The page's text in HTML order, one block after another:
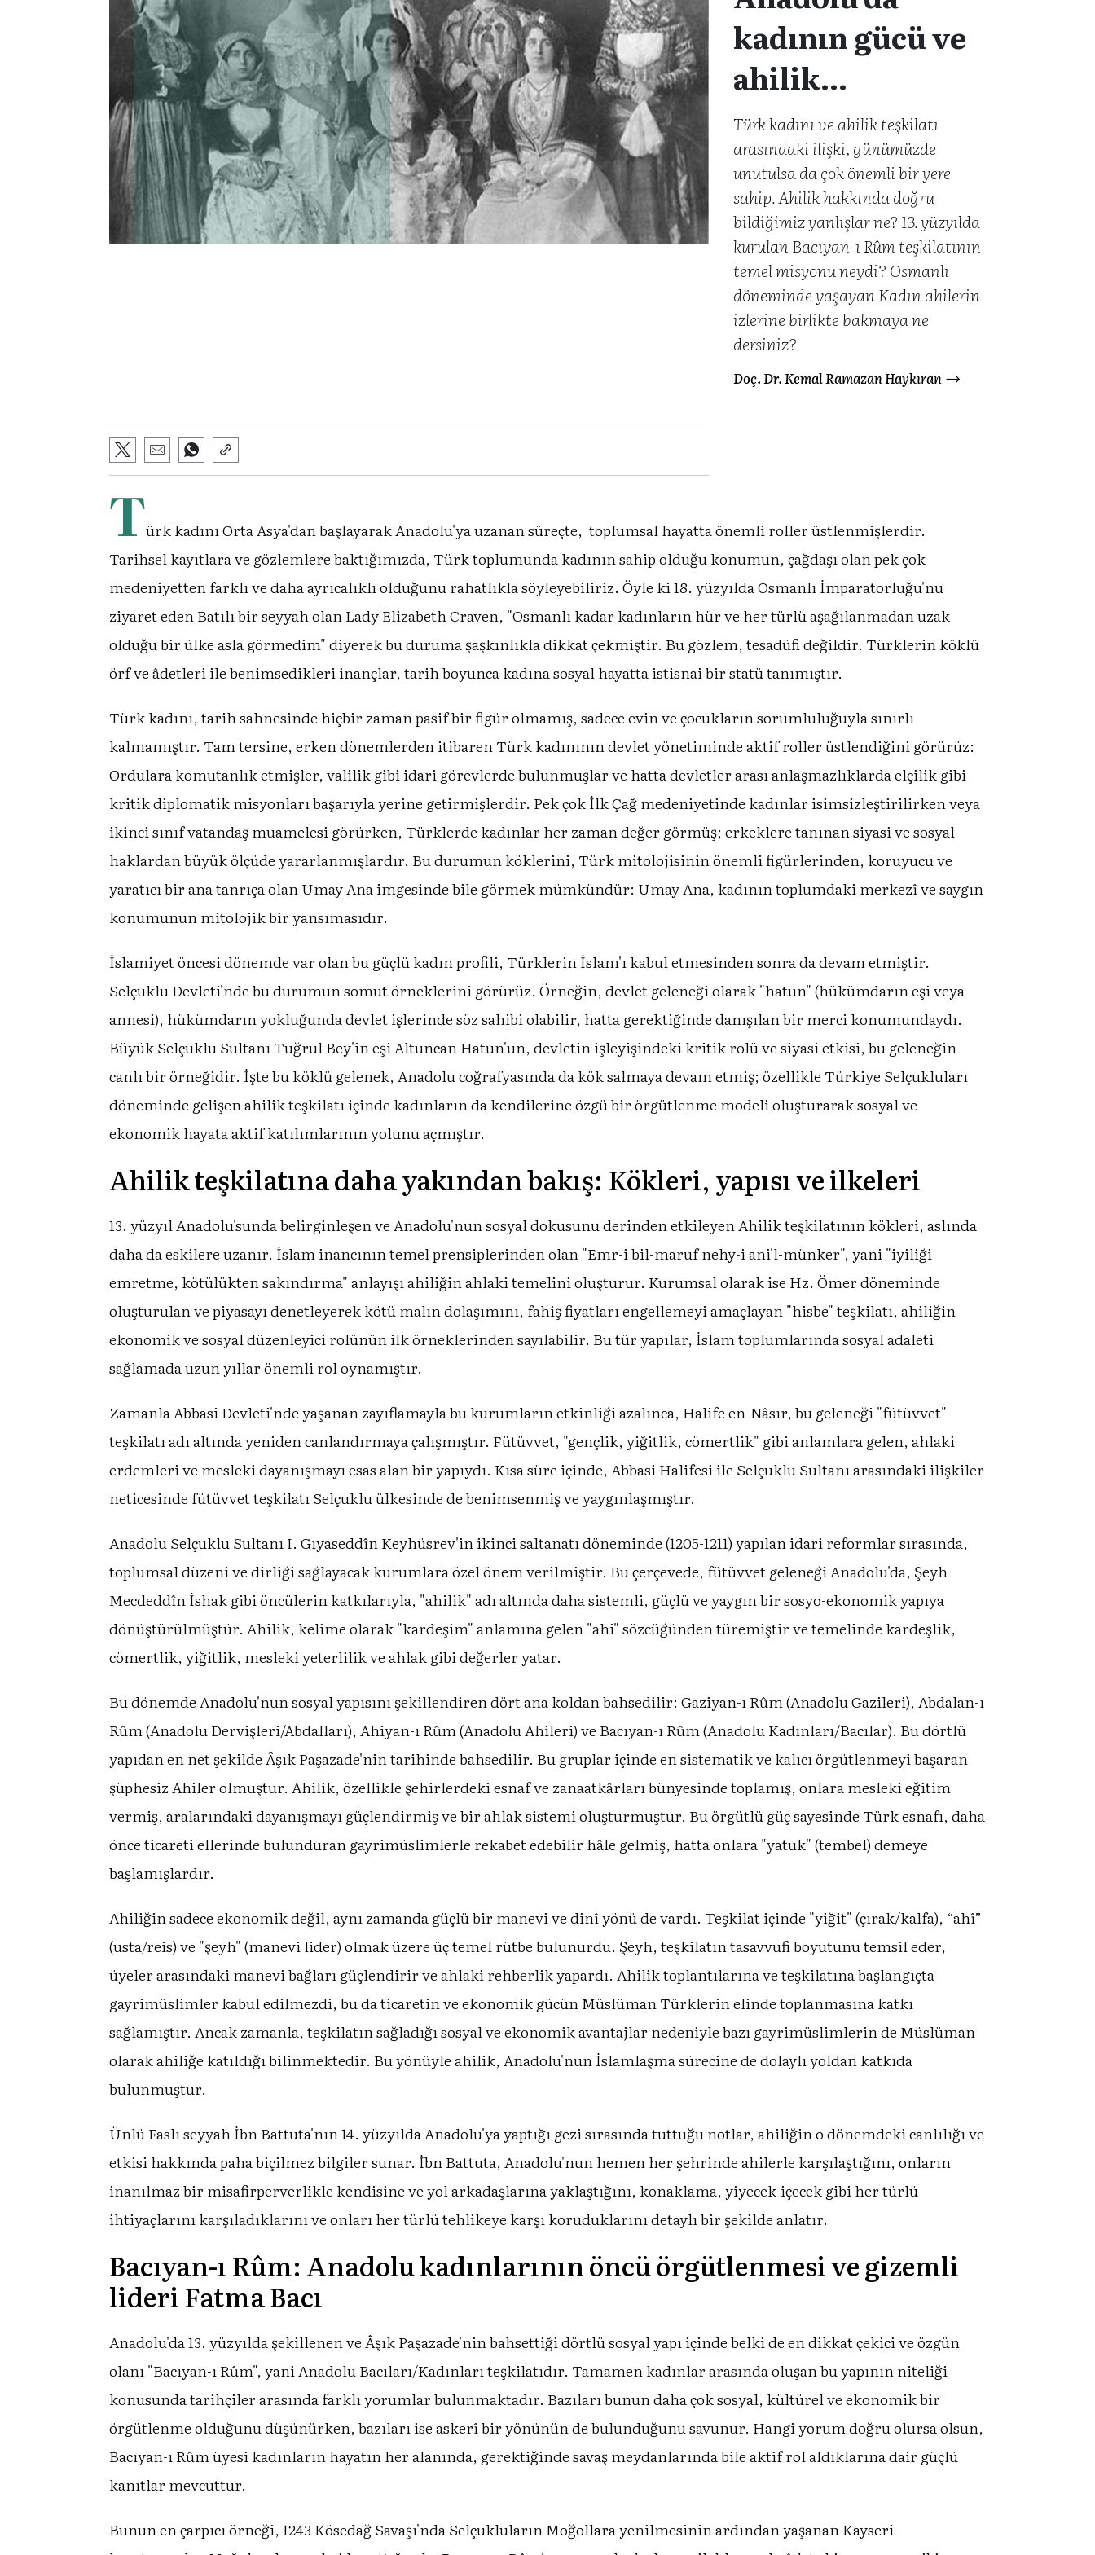
kadının gücü ve
ahilik
içerisindeki yeri
Türk kadını ve ahilik teşkilatı
arasındaki ilişki, günümüzde
unutulsa da çok önemli bir yere
sahip. Ahilik hakkında doğru
bildiğimiz yanlışlar ne? 13. yüzyılda
kurulan Bacıyan-ı Rûm teşkilatının
temel misyonu neydi? Osmanlı
döneminde yaşayan Kadın ahilerin
izlerine birlikte bakmaya ne
dersiniz?
Doç. Dr. Kemal Ramazan Haykıran
Türk kadını Orta Asya'dan başlayarak Anadolu'ya uzanan süreçte, toplumsal hayatta önemli roller üstlenmişlerdir.
Tarihsel kayıtlara ve gözlemlere baktığımızda, Türk toplumunda kadının sahip olduğu konumun, çağdaşı olan pek çok
medeniyetten farklı ve daha ayrıcalıklı olduğunu rahatlıkla söyleyebiliriz. Öyle ki 18. yüzyılda Osmanlı İmparatorluğu'nu
ziyaret eden Batılı bir seyyah olan Lady Elizabeth Craven, "Osmanlı kadar kadınların hür ve her türlü aşağılanmadan uzak
olduğu bir ülke asla görmedim" diyerek bu duruma şaşkınlıkla dikkat çekmiştir. Bu gözlem, tesadüfi değildir. Türklerin köklü
örf ve âdetleri ile benimsedikleri inançlar, tarih boyunca kadına sosyal hayatta istisnai bir statü tanımıştır.
Türk kadını, tarih sahnesinde hiçbir zaman pasif bir figür olmamış, sadece evin ve çocukların sorumluluğuyla sınırlı
kalmamıştır. Tam tersine, erken dönemlerden itibaren Türk kadınının devlet yönetiminde aktif roller üstlendiğini görürüz:
Ordulara komutanlık etmişler, valilik gibi idari görevlerde bulunmuşlar ve hatta devletler arası anlaşmazlıklarda elçilik gibi
kritik diplomatik misyonları başarıyla yerine getirmişlerdir. Pek çok İlk Çağ medeniyetinde kadınlar isimsizleştirilirken veya
ikinci sınıf vatandaş muamelesi görürken, Türklerde kadınlar her zaman değer görmüş; erkeklere tanınan siyasi ve sosyal
haklardan büyük ölçüde yararlanmışlardır. Bu durumun köklerini, Türk mitolojisinin önemli figürlerinden, koruyucu ve
yaratıcı bir ana tanrıça olan Umay Ana imgesinde bile görmek mümkündür: Umay Ana, kadının toplumdaki merkezî ve saygın
konumunun mitolojik bir yansımasıdır.
İslamiyet öncesi dönemde var olan bu güçlü kadın profili, Türklerin İslam'ı kabul etmesinden sonra da devam etmiştir.
Selçuklu Devleti'nde bu durumun somut örneklerini görürüz. Örneğin, devlet geleneği olarak "hatun" (hükümdarın eşi veya
annesi), hükümdarın yokluğunda devlet işlerinde söz sahibi olabilir, hatta gerektiğinde danışılan bir merci konumundaydı.
Büyük Selçuklu Sultanı Tuğrul Bey'in eşi Altuncan Hatun'un, devletin işleyişindeki kritik rolü ve siyasi etkisi, bu geleneğin
canlı bir örneğidir. İşte bu köklü gelenek, Anadolu coğrafyasında da kök salmaya devam etmiş; özellikle Türkiye Selçukluları
döneminde gelişen ahilik teşkilatı içinde kadınların da kendilerine özgü bir örgütlenme modeli oluşturarak sosyal ve
ekonomik hayata aktif katılımlarının yolunu açmıştır.
Ahilik teşkilatına daha yakından bakış: Kökleri, yapısı ve ilkeleri
13. yüzyıl Anadolu'sunda belirginleşen ve Anadolu'nun sosyal dokusunu derinden etkileyen Ahilik teşkilatının kökleri, aslında
daha da eskilere uzanır. İslam inancının temel prensiplerinden olan "Emr-i bil-maruf nehy-i ani'l-münker", yani "iyiliği
emretme, kötülükten sakındırma" anlayışı ahiliğin ahlaki temelini oluşturur. Kurumsal olarak ise Hz. Ömer döneminde
oluşturulan ve piyasayı denetleyerek kötü malın dolaşımını, fahiş fiyatları engellemeyi amaçlayan "hisbe" teşkilatı, ahiliğin
ekonomik ve sosyal düzenleyici rolünün ilk örneklerinden sayılabilir. Bu tür yapılar, İslam toplumlarında sosyal adaleti
sağlamada uzun yıllar önemli rol oynamıştır.
Zamanla Abbasi Devleti'nde yaşanan zayıflamayla bu kurumların etkinliği azalınca, Halife en-Nâsır, bu geleneği "fütüvvet"
teşkilatı adı altında yeniden canlandırmaya çalışmıştır. Fütüvvet, "gençlik, yiğitlik, cömertlik" gibi anlamlara gelen, ahlaki
erdemleri ve mesleki dayanışmayı esas alan bir yapıydı. Kısa süre içinde, Abbasi Halifesi ile Selçuklu Sultanı arasındaki ilişkiler
neticesinde fütüvvet teşkilatı Selçuklu ülkesinde de benimsenmiş ve yaygınlaşmıştır.
Anadolu Selçuklu Sultanı I. Gıyaseddîn Keyhüsrev'in ikinci saltanatı döneminde (1205-1211) yapılan idari reformlar sırasında,
toplumsal düzeni ve dirliği sağlayacak kurumlara özel önem verilmiştir. Bu çerçevede, fütüvvet geleneği Anadolu'da, Şeyh
Mecdeddîn İshak gibi öncülerin katkılarıyla, "ahilik" adı altında daha sistemli, güçlü ve yaygın bir sosyo-ekonomik yapıya
dönüştürülmüştür. Ahilik, kelime olarak "kardeşim" anlamına gelen "ahi" sözcüğünden türemiştir ve temelinde kardeşlik,
cömertlik, yiğitlik, mesleki yeterlilik ve ahlak gibi değerler yatar.
Bu dönemde Anadolu'nun sosyal yapısını şekillendiren dört ana koldan bahsedilir: Gaziyan-ı Rûm (Anadolu Gazileri), Abdalan-ı
Rûm (Anadolu Dervişleri/Abdalları), Ahiyan-ı Rûm (Anadolu Ahileri) ve Bacıyan-ı Rûm (Anadolu Kadınları/Bacılar). Bu dörtlü
yapıdan en net şekilde Âşık Paşazade'nin tarihinde bahsedilir. Bu gruplar içinde en sistematik ve kalıcı örgütlenmeyi başaran
şüphesiz Ahiler olmuştur. Ahilik, özellikle şehirlerdeki esnaf ve zanaatkârları bünyesinde toplamış, onlara mesleki eğitim
vermiş, aralarındaki dayanışmayı güçlendirmiş ve bir ahlak sistemi oluşturmuştur. Bu örgütlü güç sayesinde Türk esnafı, daha
önce ticareti ellerinde bulunduran gayrimüslimlerle rekabet edebilir hâle gelmiş, hatta onlara "yatuk" (tembel) demeye
başlamışlardır.
Ahiliğin sadece ekonomik değil, aynı zamanda güçlü bir manevi ve dinî yönü de vardı. Teşkilat içinde "yiğit" (çırak/kalfa), “ahî”
(usta/reis) ve "şeyh" (manevi lider) olmak üzere üç temel rütbe bulunurdu. Şeyh, teşkilatın tasavvufi boyutunu temsil eder,
üyeler arasındaki manevi bağları güçlendirir ve ahlaki rehberlik yapardı. Ahilik toplantılarına ve teşkilatına başlangıçta
gayrimüslimler kabul edilmezdi, bu da ticaretin ve ekonomik gücün Müslüman Türklerin elinde toplanmasına katkı
sağlamıştır. Ancak zamanla, teşkilatın sağladığı sosyal ve ekonomik avantajlar nedeniyle bazı gayrimüslimlerin de Müslüman
olarak ahiliğe katıldığı bilinmektedir. Bu yönüyle ahilik, Anadolu'nun İslamlaşma sürecine de dolaylı yoldan katkıda
bulunmuştur.
Ünlü Faslı seyyah İbn Battuta'nın 14. yüzyılda Anadolu'ya yaptığı gezi sırasında tuttuğu notlar, ahiliğin o dönemdeki canlılığı ve
etkisi hakkında paha biçilmez bilgiler sunar. İbn Battuta, Anadolu'nun hemen her şehrinde ahilerle karşılaştığını, onların
inanılmaz bir misafirperverlikle kendisine ve yol arkadaşlarına yaklaştığını, konaklama, yiyecek-içecek gibi her türlü
ihtiyaçlarını karşıladıklarını ve onları her türlü tehlikeye karşı koruduklarını detaylı bir şekilde anlatır.
Bacıyan-ı Rûm: Anadolu kadınlarının öncü örgütlenmesi ve gizemli
lideri Fatma Bacı
Anadolu'da 13. yüzyılda şekillenen ve Âşık Paşazade'nin bahsettiği dörtlü sosyal yapı içinde belki de en dikkat çekici ve özgün
olanı "Bacıyan-ı Rûm", yani Anadolu Bacıları/Kadınları teşkilatıdır. Tamamen kadınlar arasında oluşan bu yapının niteliği
konusunda tarihçiler arasında farklı yorumlar bulunmaktadır. Bazıları bunun daha çok sosyal, kültürel ve ekonomik bir
örgütlenme olduğunu düşünürken, bazıları ise askerî bir yönünün de bulunduğunu savunur. Hangi yorum doğru olursa olsun,
Bacıyan-ı Rûm üyesi kadınların hayatın her alanında, gerektiğinde savaş meydanlarında bile aktif rol aldıklarına dair güçlü
kanıtlar mevcuttur.
Bunun en çarpıcı örneği, 1243 Kösedağ Savaşı'nda Selçukluların Moğollara yenilmesinin ardından yaşanan Kayseri